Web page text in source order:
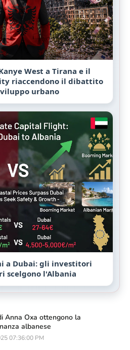
West a Tirana e il
riaccendono il dibattito
urbano
a Dubai: gli investitori
scelgono l'Albania
Anna Oxa ottengono la
albanese
07:36:00 PM